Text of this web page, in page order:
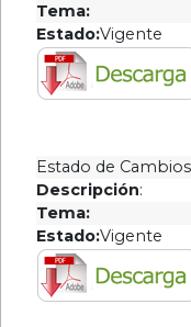
Año
2015
Año
2014
2013
Año
2012
Año
2011
Año
Tema:
Estado:Vigente
Estado de
Descripción:
Tema:
Estado:Vigente